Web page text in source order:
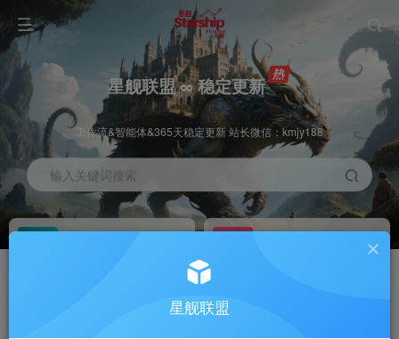
星舰联盟 ∞ 稳定更新
工作流&智能体&365天稳定更新 站长微信：kmjy188
输入关键词搜索
加入会员 工作流主页
每周免费工作流体验
星舰联盟